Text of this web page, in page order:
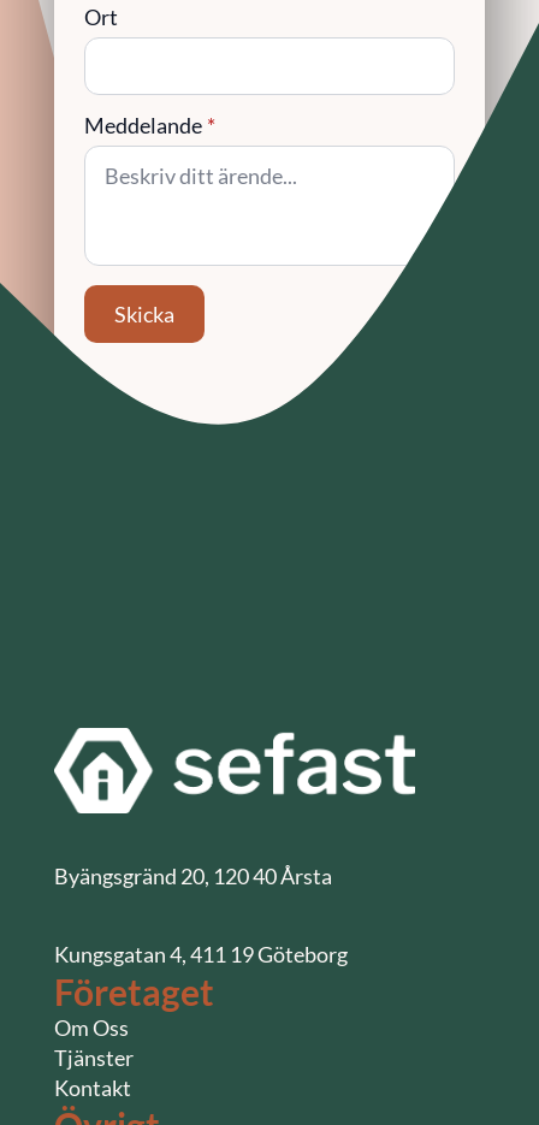
Ort
Meddelande *
Skicka
Byängsgränd 20, 120 40 Årsta
Kungsgatan 4, 411 19 Göteborg
Företaget
Om Oss
Tjänster
Kontakt